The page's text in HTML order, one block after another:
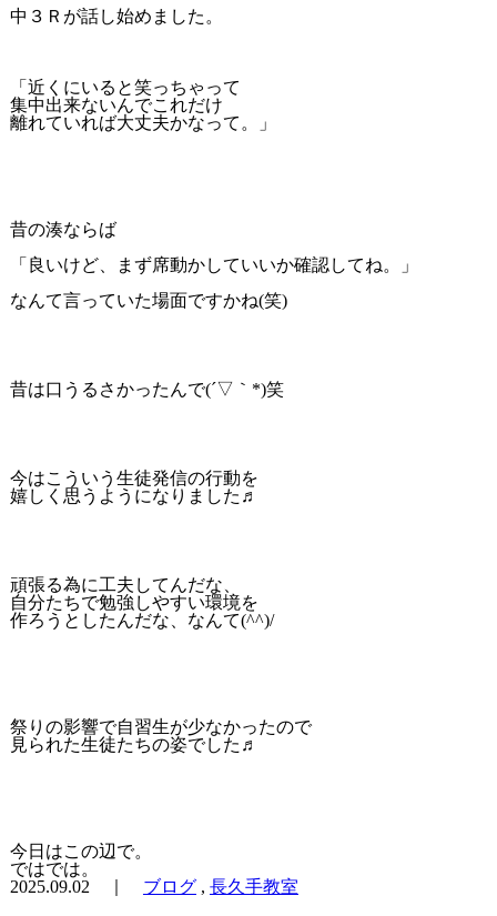
中３Ｒが話し始めました。
「近くにいると笑っちゃって
集中出来ないんでこれだけ
離れていれば大丈夫かなって。」
昔の湊ならば
「良いけど、まず席動かしていいか確認してね。」
なんて言っていた場面ですかね(笑)
昔は口うるさかったんで(´▽｀*)笑
今はこういう生徒発信の行動を
嬉しく思うようになりました♬
頑張る為に工夫してんだな、
自分たちで勉強しやすい環境を
作ろうとしたんだな、なんて(^^)/
祭りの影響で自習生が少なかったので
見られた生徒たちの姿でした♬
今日はこの辺で。
ではでは。
2025.09.02 ｜ ブログ, 長久手教室